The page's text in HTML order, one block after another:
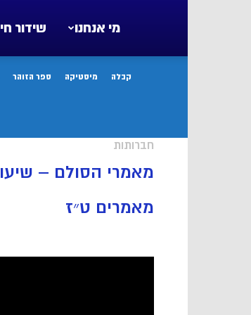
שידור חי מי אנחנו
קבלה מיסטיקה ספר הזוהר
חברותות
מאמרים ט״ז